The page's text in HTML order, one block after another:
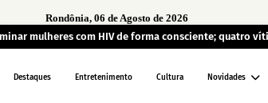
Rondônia, 06 de Agosto de 2026
mulheres com HIV de forma consciente; quatro
Destaques Entretenimento Cultura Novidades